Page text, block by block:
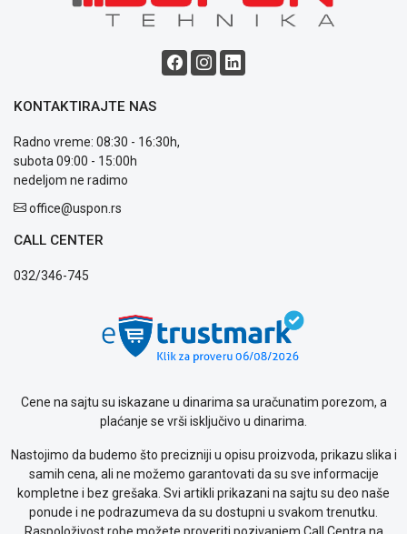
KONTAKTIRAJTE NAS
Radno vreme: 08:30 - 16:30h,
subota 09:00 - 15:00h
nedeljom ne radimo
office@uspon.rs
CALL CENTER
032/346-745
Cene na sajtu su iskazane u dinarima sa uračunatim porezom, a
plaćanje se vrši isključivo u dinarima.
Nastojimo da budemo što precizniji u opisu proizvoda, prikazu slika i
samih cena, ali ne možemo garantovati da su sve informacije
kompletne i bez grešaka. Svi artikli prikazani na sajtu su deo naše
ponude i ne podrazumeva da su dostupni u svakom trenutku.
Raspoloživost robe možete proveriti pozivanjem Call Centra na